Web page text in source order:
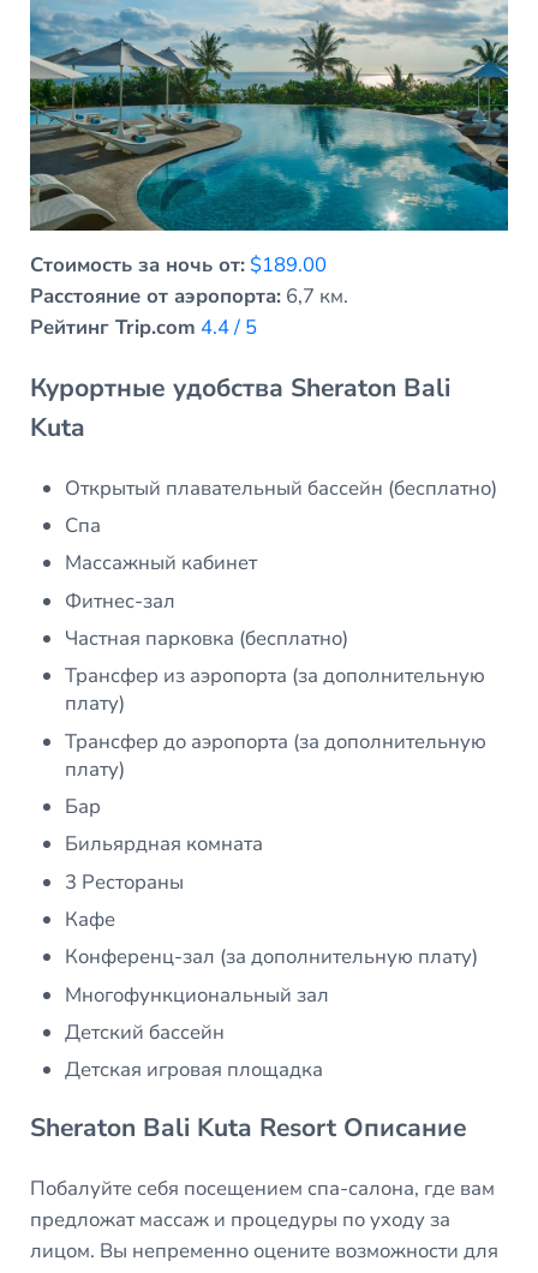
Стоимость за ночь от: $189.00
Расстояние от аэропорта:6,7 км.
Рейтинг Trip.com 4.4 / 5
Курортные удобства Sheraton Bali
Kuta
Открытый плавательный бассейн (бесплатно)
Спа
Массажный кабинет
Фитнес-зал
Частная парковка (бесплатно)
Трансфер из аэропорта (за дополнительную
плату)
Трансфер до аэропорта (за дополнительную
плату)
Бар
Бильярдная комната
3 Рестораны
Кафе
Конференц-зал (за дополнительную плату)
Многофункциональный зал
Детский бассейн
Детская игровая площадка
Sheraton Bali Kuta Resort Описание
Побалуйте себя посещением спа-салона, где вам
предложат массаж и процедуры по уходу за
лицом. Вы непременно оцените возможности для